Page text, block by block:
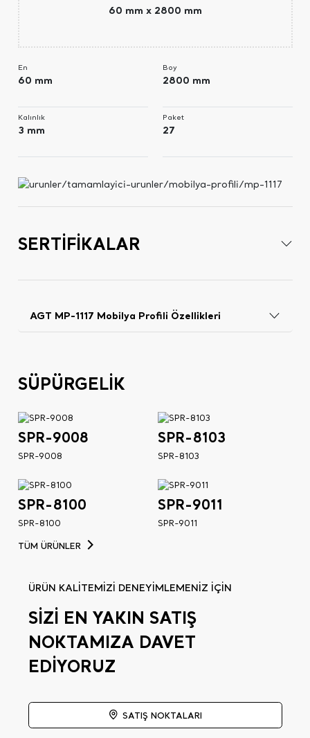
60 mm x 2800 mm
En
60 mm
Kalınlık
3 mm
Boy
2800 mm
Paket
27
SERTİFİKALAR
AGT MP-1117 Mobilya Profili Özellikleri
SÜPÜRGELİK
SPR-9008
SPR-9008
SPR-8103
SPR-8103
SPR-8100
SPR-8100
SPR-9011
SPR-9011
TÜM ÜRÜNLER
ÜRÜN KALİTEMİZİ DENEYİMLEMENİZ İÇİN
SİZİ EN YAKIN SATIŞ
NOKTAMIZA DAVET
EDİYORUZ
SATIŞ NOKTALARI